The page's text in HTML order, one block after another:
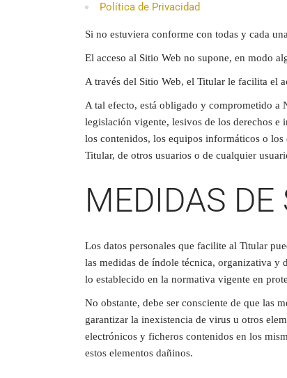
Política de Privacidad
Si no estuviera conforme con todas y cada
El acceso al Sitio Web no supone, en modo
A través del Sitio Web, el Titular le facilita el
A tal efecto, está obligado y comprometido
legislación vigente, lesivos de los derechos e
los contenidos, los equipos informáticos o
Titular, de otros usuarios o de cualquier
MEDIDAS DE
Los datos personales que facilite al Titular
las medidas de índole técnica, organizativa y
lo establecido en la normativa vigente en
No obstante, debe ser consciente de que las
garantizar la inexistencia de virus u otros
electrónicos y ficheros contenidos en los
estos elementos dañinos.